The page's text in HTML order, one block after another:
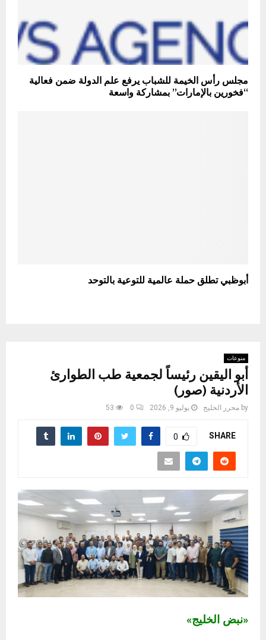
مجلس رأس الخيمة للشباب يرفع علم الدولة ضمن فعالية
“فخورين بالإمارات” بمشاركة واسعة
أبوظبي تطلق حملة عالمية للتوعية بالتوحد
منوعات
أبو اليقين رئيساً لجمعية طب الطوارئ
الأردنية (صور)
by محرر الخليج يوليو 9, 2026 0
53
SHARE
0
«نبض الخليج»